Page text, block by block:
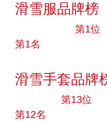
滑雪服品牌榜
第1位
第1名
滑雪手套品牌
第13位
第12名